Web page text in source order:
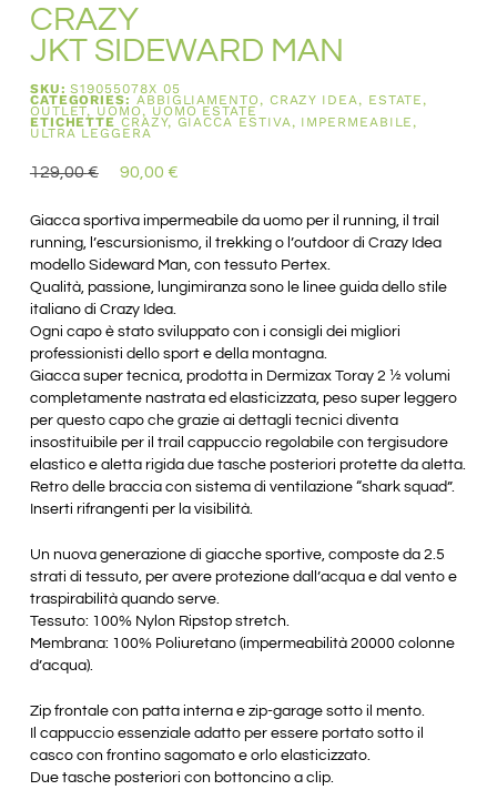
CRAZY
JKT SIDEWARD MAN
SKU:S19055078X 05
CATEGORIES: ABBIGLIAMENTO , CRAZY IDEA, ESTATE ,
OUTLET, UOMO , UOMO ESTATE
ETICHETTE CRAZY, GIACCA ESTIVA, IMPERMEABILE ,
ULTRA LEGGERA
129,00€ 90,00 €
Giacca sportiva impermeabile da uomo per il running, il trail
running, l’escursionismo, il trekking o l’outdoor di Crazy Idea
modello Sideward Man, con tessuto Pertex.
Qualità, passione, lungimiranza sono le linee guida dello stile
italiano di Crazy Idea.
Ogni capo è stato sviluppato con i consigli dei migliori
professionisti dello sport e della montagna.
Giacca super tecnica, prodotta in Dermizax Toray 2 ½ volumi
completamente nastrata ed elasticizzata, peso super leggero
per questo capo che grazie ai dettagli tecnici diventa
insostituibile per il trail cappuccio regolabile con tergisudore
elastico e aletta rigida due tasche posteriori protette da aletta.
Retro delle braccia con sistema di ventilazione “shark squad”.
Inserti rifrangenti per la visibilità.
Un nuova generazione di giacche sportive, composte da 2.5
strati di tessuto, per avere protezione dall’acqua e dal vento e
traspirabilità quando serve.
Tessuto: 100% Nylon Ripstop stretch.
Membrana: 100% Poliuretano (impermeabilità 20000 colonne
d’acqua).
Zip frontale con patta interna e zip-garage sotto il mento.
Il cappuccio essenziale adatto per essere portato sotto il
casco con frontino sagomato e orlo elasticizzato.
Due tasche posteriori con bottoncino a clip.